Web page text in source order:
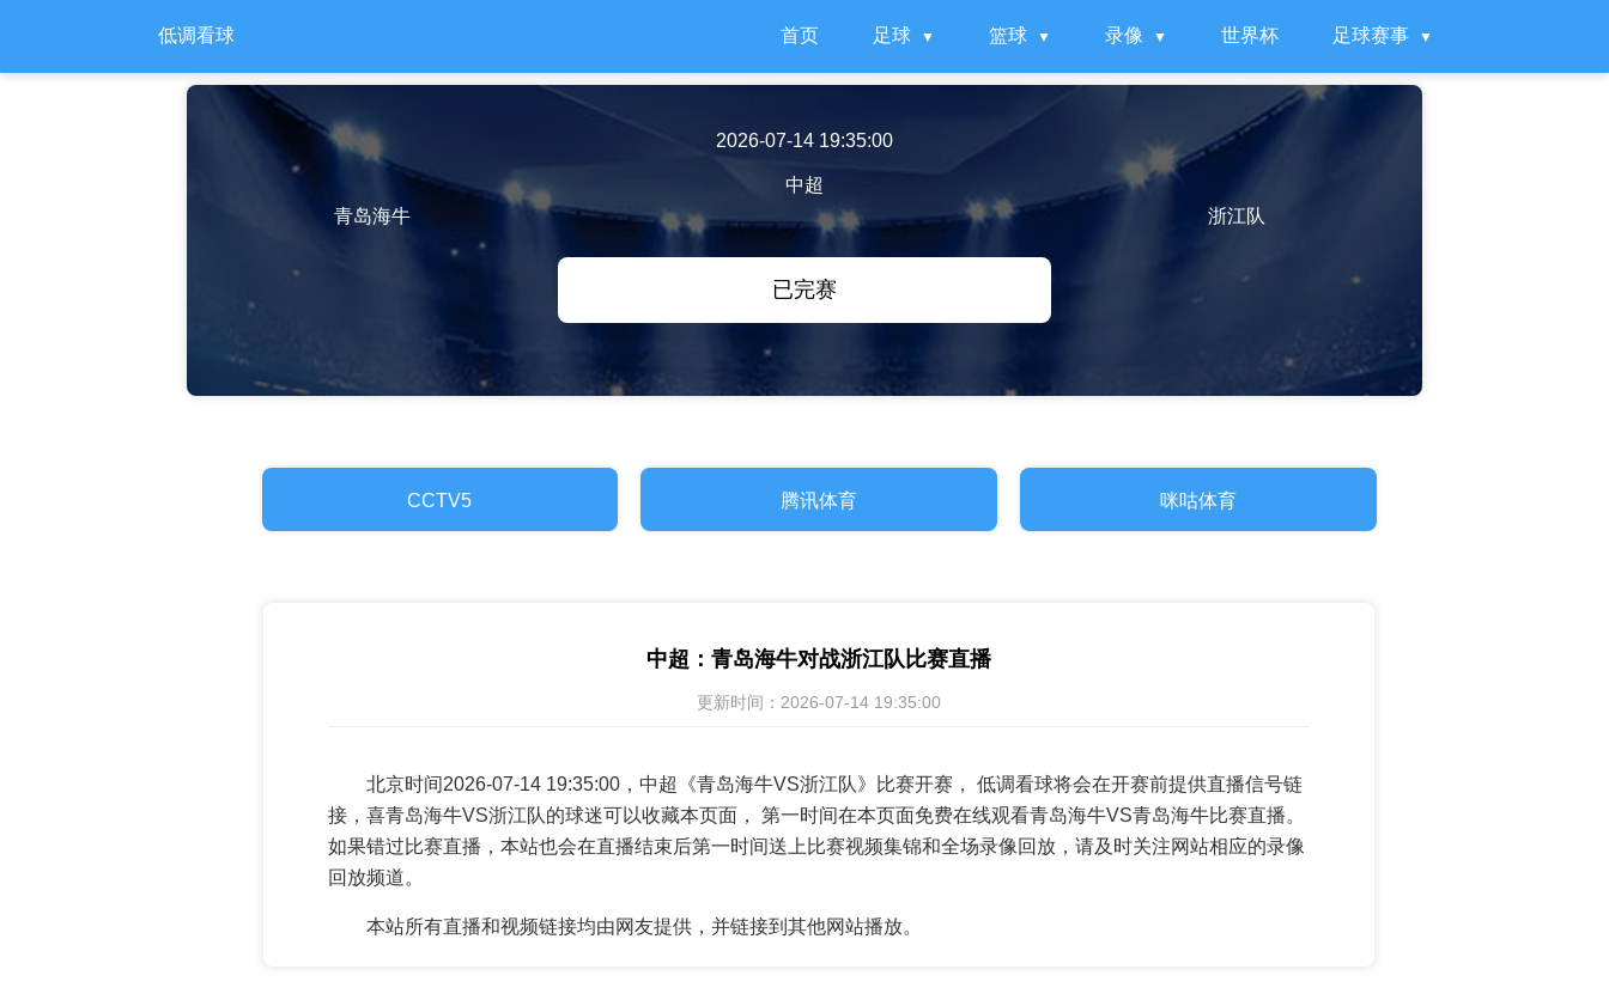
低调看球 首页 足球 篮球 录像 世界杯 足球赛事
青岛海牛
2026-07-14 19:35:00
中超
已完赛
浙江队
CCTV5 腾讯体育 咪咕体育
中超：青岛海牛对战浙江队比赛直播
更新时间：2026-07-14 19:35:00
北京时间2026-07-14 19:35:00，中超《青岛海牛VS浙江队》比赛开赛， 低调看球将会在开赛前提供直播信号链
接，喜青岛海牛VS浙江队的球迷可以收藏本页面， 第一时间在本页面免费在线观看青岛海牛VS青岛海牛比赛直播。
如果错过比赛直播，本站也会在直播结束后第一时间送上比赛视频集锦和全场录像回放，请及时关注网站相应的录像
回放频道。
本站所有直播和视频链接均由网友提供，并链接到其他网站播放。